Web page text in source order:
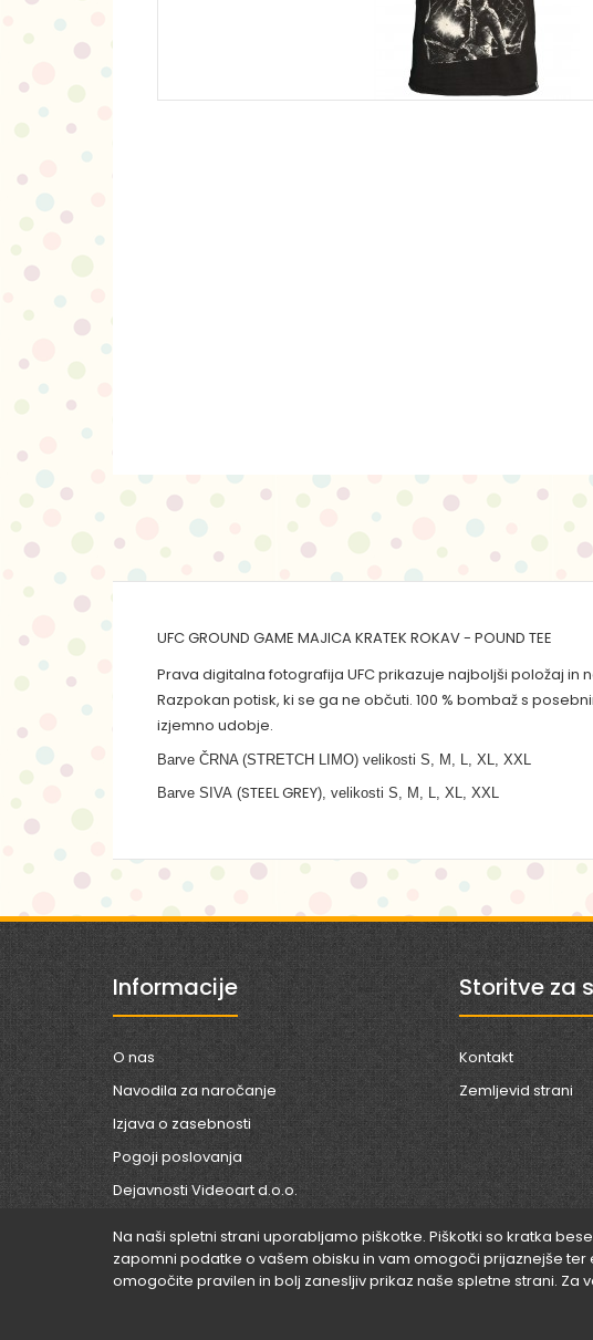
Na naši spletni strani uporabljamo piškotke. Piškotki so kratka
zapomni podatke o vašem obisku in vam omogoči prijaznejše
omogočite pravilen in bolj zanesljiv prikaz naše spletne strani. Za
UFC GROUND GAME MAJICA KRATEK ROKAV - POUND TEE
Prava digitalna fotografija UFC prikazuje najboljši položaj in
Razpokan potisk, ki se ga ne občuti. 100 % bombaž s
izjemno udobje.
Barve ČRNA (STRETCH LIMO) velikosti S, M, L, XL, XXL
Barve SIVA (STEEL GREY), velikosti S, M, L, XL, XXL
Informacije
O nas
Navodila za naročanje
Izjava o zasebnosti
Pogoji poslovanja
Dejavnosti Videoart d.o.o.
Storitve za
Kontakt
Zemljevid strani